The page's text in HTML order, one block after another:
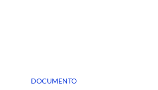
DOCUMENTO